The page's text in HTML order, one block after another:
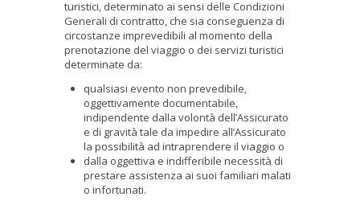
turistici, determinato ai sensi delle Condizioni
Generali di contratto, che sia conseguenza di
circostanze imprevedibili al momento della
prenotazione del viaggio o dei servizi turistici
determinate da:
qualsiasi evento non prevedibile,
oggettivamente documentabile,
indipendente dalla volontà dell’Assicurato
e di gravità tale da impedire all’Assicurato
la possibilità ad intraprendere il viaggio o
dalla oggettiva e indifferibile necessità di
prestare assistenza ai suoi familiari malati
o infortunati.